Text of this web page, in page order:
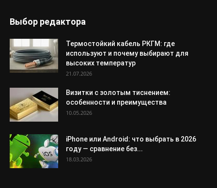
Выбор редактора
Термостойкий кабель РКГМ: где
используют и почему выбирают для
высоких температур
21.07.2026
Визитки с золотым тиснением:
особенности и преимущества
10.05.2026
iPhone или Android: что выбрать в 2026
году — сравнение без...
18.03.2026